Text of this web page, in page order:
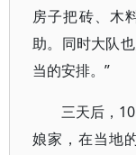
房子把砖、木
助。同时大队
当的安排。”
三天后，
娘家，在当地